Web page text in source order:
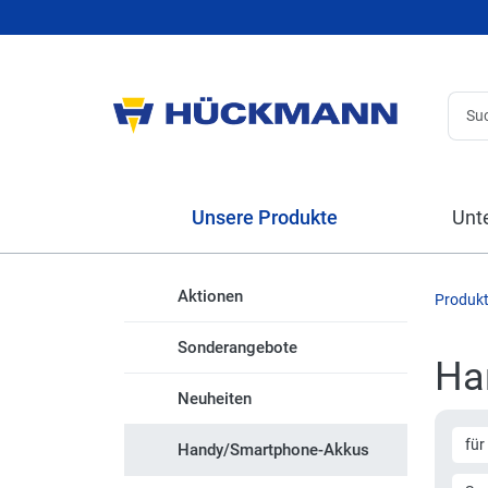
Unsere Produkte
Aktionen
Sonderangebote
Neuheiten
Handy/Smartphone-Akkus für